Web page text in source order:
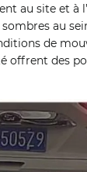
au site et à
au
de
offrent des